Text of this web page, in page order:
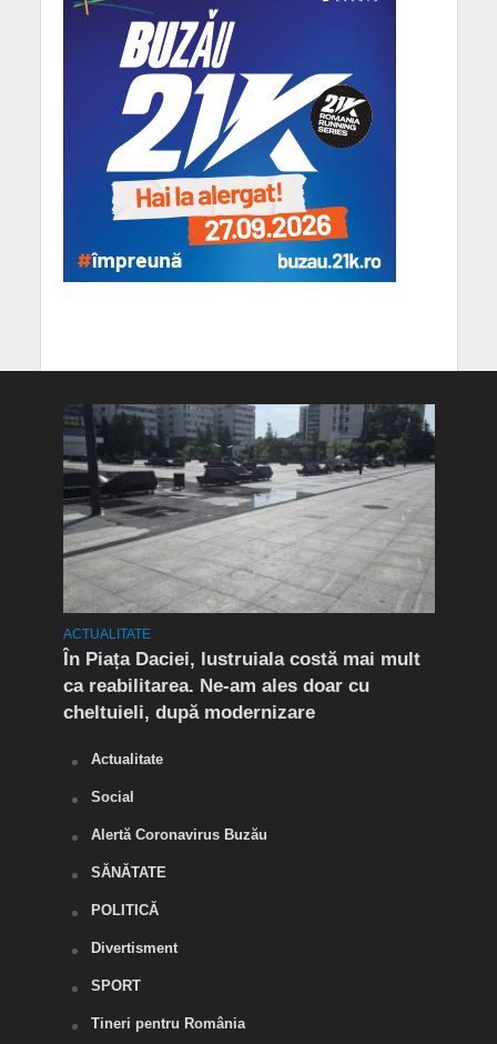
ACTUALITATE
În Piața Daciei, lustruiala costă mai mult
ca reabilitarea. Ne-am ales doar cu
cheltuieli, după modernizare
Actualitate
Social
Alertă Coronavirus Buzău
SĂNĂTATE
POLITICĂ
Divertisment
SPORT
Tineri pentru România